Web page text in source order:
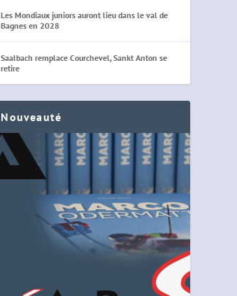
Les Mondiaux juniors auront lieu dans le val de
Bagnes en 2028
Saalbach remplace Courchevel, Sankt Anton se
retire
Nouveauté